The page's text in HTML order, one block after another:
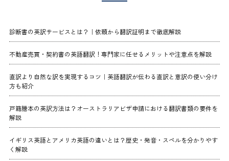
診断書の英訳サービスとは？｜依頼から翻訳証明まで徹底解説
不動産売買・契約書の英語翻訳！専門家に任せるメリットや注意点を解説
直訳より自然な訳を実現するコツ｜英語翻訳が伝わる直訳と意訳の使い分け
方も紹介
戸籍謄本の英訳方法は？オーストラリアビザ申請における翻訳書類の要件を
解説
イギリス英語とアメリカ英語の違いとは？歴史・発音・スペルを分かりやす
く解説